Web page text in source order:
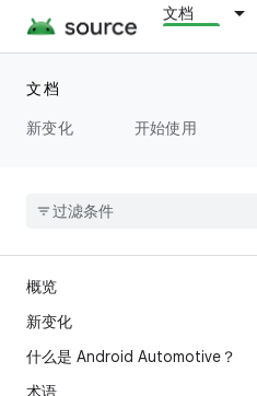
文档
文档
新变化
开始使用
概览
新变化
什么是 Android Automotive？
术语